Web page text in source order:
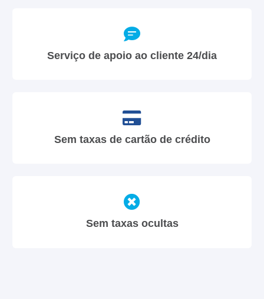
Serviço de apoio ao cliente 24/dia
Sem taxas de cartão de crédito
Sem taxas ocultas